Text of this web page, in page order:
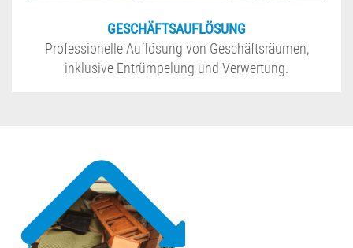
GESCHÄFTSAUFLÖSUNG
Professionelle Auflösung von Geschäftsräumen,
inklusive Entrümpelung und Verwertung.